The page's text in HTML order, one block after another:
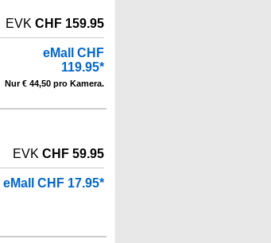
EVK CHF 159.95
eMall CHF
119.95*
Nur € 44,50 pro Kamera.
EVK CHF 59.95
eMall CHF 17.95*